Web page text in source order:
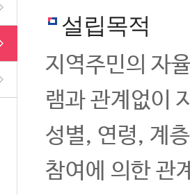
설립목적
지역주민의 자
램과 관계없이
성별, 연령, 계
참여에 의한 관